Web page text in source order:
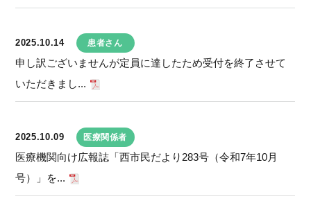
2025.10.14 患者さん
申し訳ございませんが定員に達したため受付を終了させて
いただきまし...
2025.10.09 医療関係者
医療機関向け広報誌「西市民だより283号（令和7年10月
号）」を...